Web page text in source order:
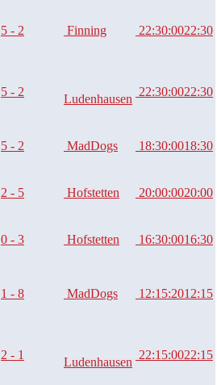
5 - 2 Finning 22:30:0022:30
5 - 2
Ludenhausen
22:30:0022:30
5 - 2 MadDogs 18:30:0018:30
2 - 5 Hofstetten 20:00:0020:00
0 - 3 Hofstetten 16:30:0016:30
1 - 8 MadDogs 12:15:2012:15
2 - 1
Ludenhausen
22:15:0022:15